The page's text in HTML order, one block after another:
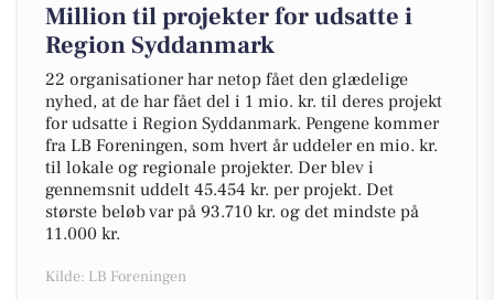
Million til projekter for udsatte i
Region Syddanmark
22 organisationer har netop fået den glædelige
nyhed, at de har fået del i 1 mio. kr. til deres projekt
for udsatte i Region Syddanmark. Pengene kommer
fra LB Foreningen, som hvert år uddeler en mio. kr.
til lokale og regionale projekter. Der blev i
gennemsnit uddelt 45.454 kr. per projekt. Det
største beløb var på 93.710 kr. og det mindste på
11.000 kr.
Kilde: LB Foreningen